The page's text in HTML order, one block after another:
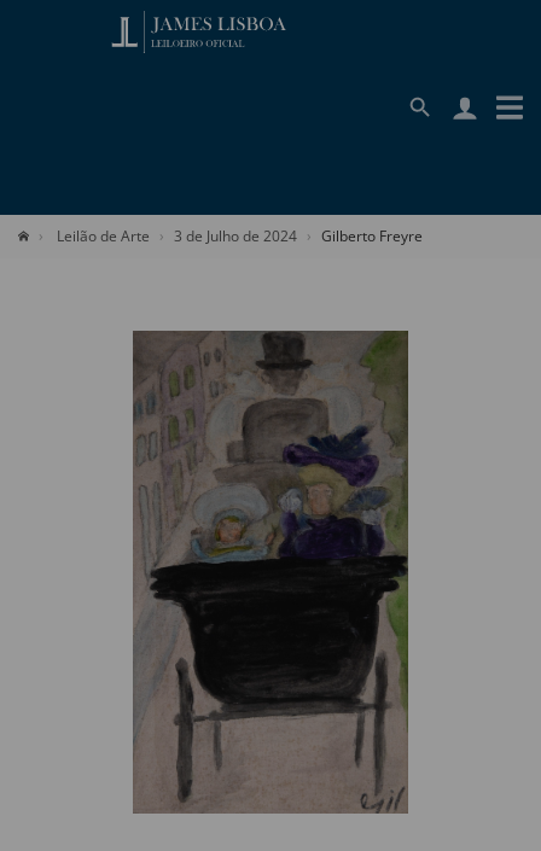
Leilão de Arte 3 de Julho de 2024 Gilberto Freyre